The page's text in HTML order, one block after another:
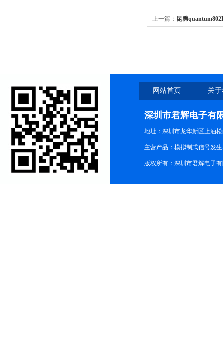
上一篇： 昆腾
网站首页 关
深圳市君辉电子有
地址：深圳市龙华新区上油松
主营产品：模拟制式信号发
版权所有：深圳市君辉电子